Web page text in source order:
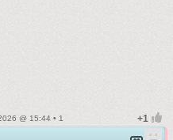
@ 15:44 • 1